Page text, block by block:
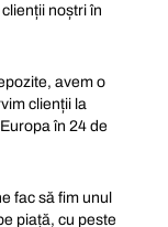
noștri în
avem o
clienții la
în 24 de
fac să fim unul
piață, cu peste